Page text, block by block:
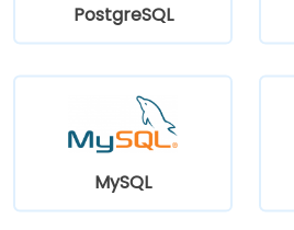
PostgreSQL
MySQL